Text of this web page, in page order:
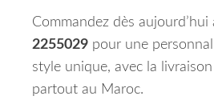
Commandez dès aujourd’hui
2255029 pour une
style unique, avec la
partout au Maroc.